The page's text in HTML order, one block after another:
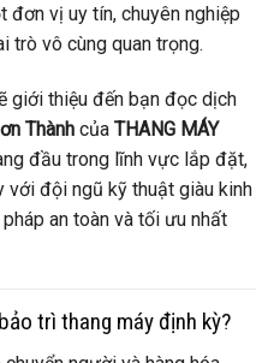
đơn vị uy tín, chuyên nghiệp
trò vô cùng quan trọng.
giới thiệu đến bạn đọc dịch
Thành của THANG MÁY
đầu trong lĩnh vực lắp đặt,
với đội ngũ kỹ thuật giàu kinh
an toàn và tối ưu nhất
trì thang máy định kỳ?